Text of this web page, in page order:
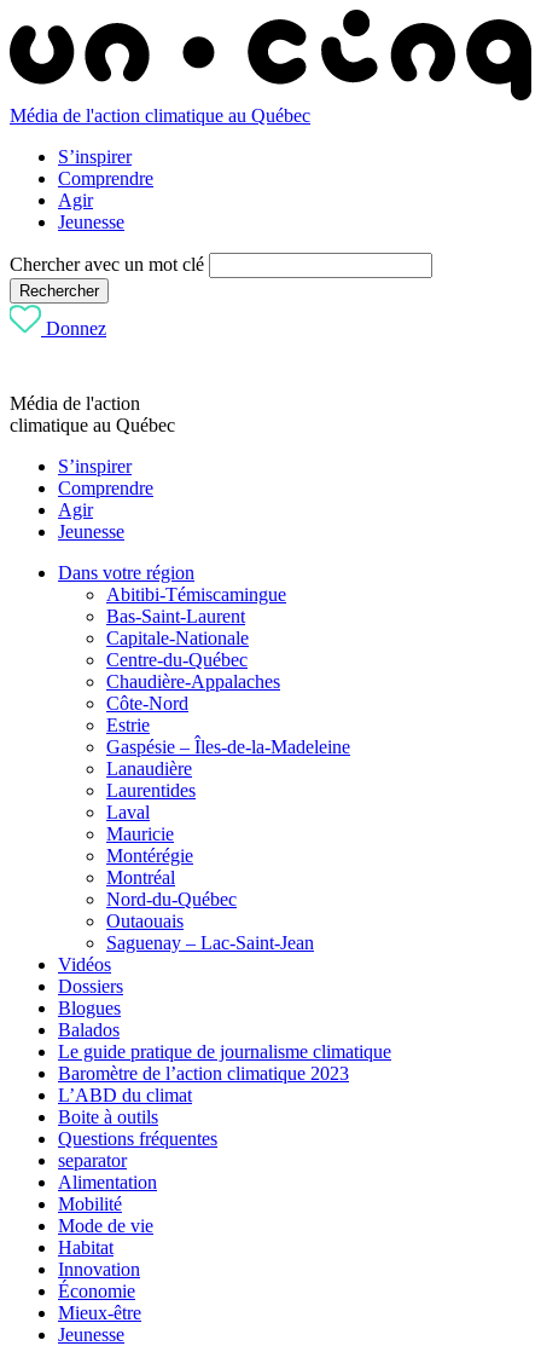
Média de l'action climatique au Québec
S’inspirer
Comprendre
Agir
Jeunesse
Chercher avec un mot clé
Rechercher
Donnez
Média de l'action
climatique au Québec
S’inspirer
Comprendre
Agir
Jeunesse
Dans votre région
Abitibi-Témiscamingue
Bas-Saint-Laurent
Capitale-Nationale
Centre-du-Québec
Chaudière-Appalaches
Côte-Nord
Estrie
Gaspésie – Îles-de-la-Madeleine
Lanaudière
Laurentides
Laval
Mauricie
Montérégie
Montréal
Nord-du-Québec
Outaouais
Saguenay – Lac-Saint-Jean
Vidéos
Dossiers
Blogues
Balados
Le guide pratique de journalisme climatique
Baromètre de l’action climatique 2023
L’ABD du climat
Boite à outils
Questions fréquentes
separator
Alimentation
Mobilité
Mode de vie
Habitat
Innovation
Économie
Mieux-être
Jeunesse